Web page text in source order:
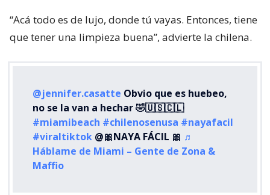
“Acá todo es de lujo, donde tú vayas. Entonces, tiene
que tener una limpieza buena”, advierte la chilena.
@jennifer.casatte Obvio que es huebeo,
no se la van a hechar 🤣🇺🇸🇨🇱
#miamibeach #chilenosenusa #nayafacil
#viraltiktok @🎀NAYA FÁCIL 🎀 ♬
Háblame de Miami – Gente de Zona &
Maffio